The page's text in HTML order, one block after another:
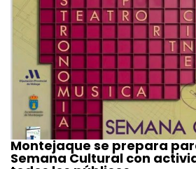
Montejaque se prepara
Semana Cultural con